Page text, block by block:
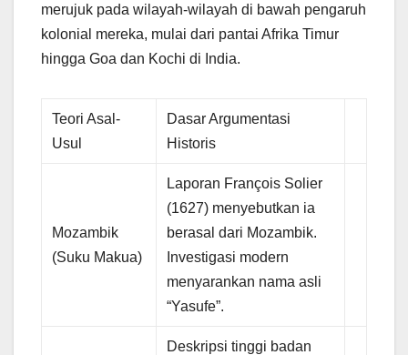
merujuk pada wilayah-wilayah di bawah pengaruh
kolonial mereka, mulai dari pantai Afrika Timur
hingga Goa dan Kochi di India.
Teori Asal-
Usul
Dasar Argumentasi
Historis
Mozambik
(Suku Makua)
Laporan François Solier
(1627) menyebutkan ia
berasal dari Mozambik.
Investigasi modern
menyarankan nama asli
“Yasufe”.
Deskripsi tinggi badan